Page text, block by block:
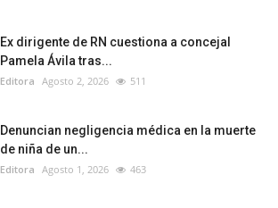
Ex dirigente de RN cuestiona a concejal
Pamela Ávila tras...
Editora Agosto 2, 2026 511
Denuncian negligencia médica en la muerte
de niña de un...
Editora Agosto 1, 2026 463